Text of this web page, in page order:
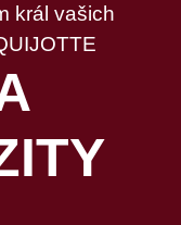
král vašich